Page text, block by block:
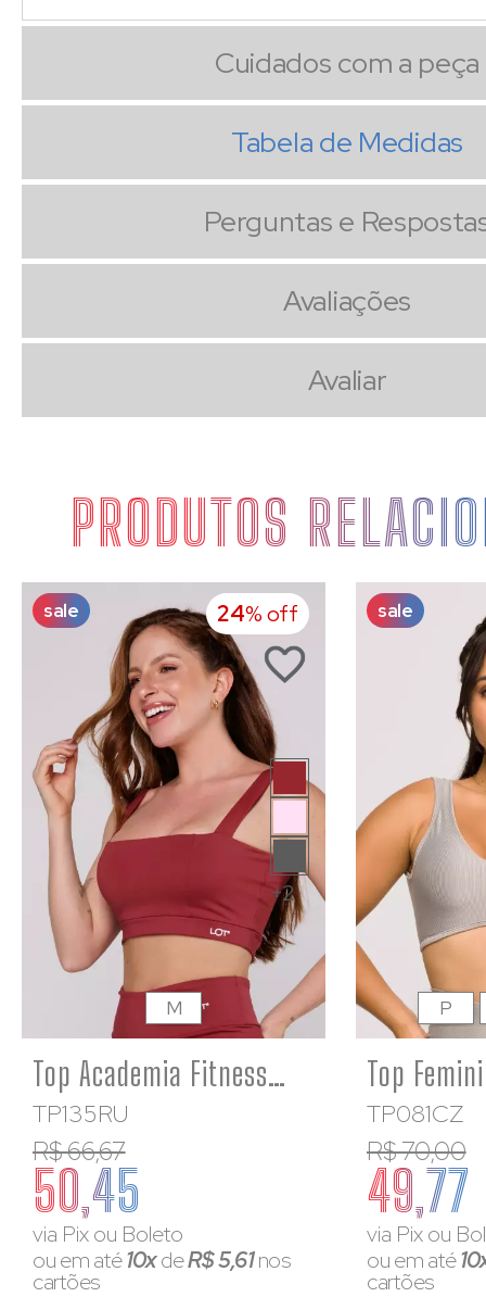
Cuidados com a peça
Tabela de Medidas
Perguntas e
Avaliações
Avaliar
PRODUTOS
sale 24% off
+2
Top Academia Fitness Feminino Poliamida Ruggine Decote Quadrado
TP135RU
R$ 66,67
50,45
via Pix ou Boleto
ou em até10xdeR$ 5,61nos
cartões
M
sale
TP081CZ
R$ 70,00
49,77
via Pix ou
ou em até
cartões
P